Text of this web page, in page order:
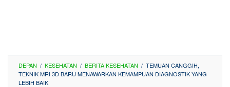
DEPAN / KESEHATAN / BERITA KESEHATAN / TEMUAN CANGGIH,
TEKNIK MRI 3D BARU MENAWARKAN KEMAMPUAN DIAGNOSTIK YANG
LEBIH BAIK